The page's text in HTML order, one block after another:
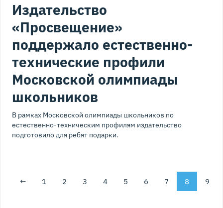
Издательство
«Просвещение»
поддержало естественно-
технические профили
Московской олимпиады
школьников
В рамках Московской олимпиады школьников по
естественно-техническим профилям издательство
подготовило для ребят подарки.
← 1 2 3 4 5 6 7 8 9